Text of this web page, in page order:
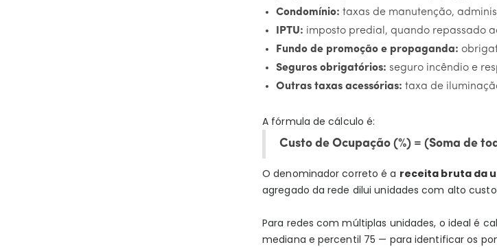
Condomínio: taxas de manutenção,
IPTU: imposto predial, quando repassado
Fundo de promoção e propaganda:
Seguros obrigatórios: seguro incêndio e
Outras taxas acessórias: taxa de
A fórmula de cálculo é:
Custo de Ocupação (%) = (Soma de
O denominador correto é a receita bruta da
agregado da rede dilui unidades com alto
Para redes com múltiplas unidades, o ideal é
mediana e percentil 75 — para identificar os